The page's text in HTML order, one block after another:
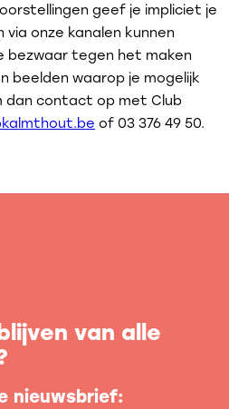
geef je impliciet je
onze kanalen kunnen
bezwaar tegen het maken
beelden waarop je mogelijk
dan contact op met Club
of 03 376 49 50.
van alle
nieuwsbrief: